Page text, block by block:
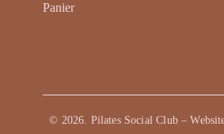
Panier
© 2026. Pilates Social Club –